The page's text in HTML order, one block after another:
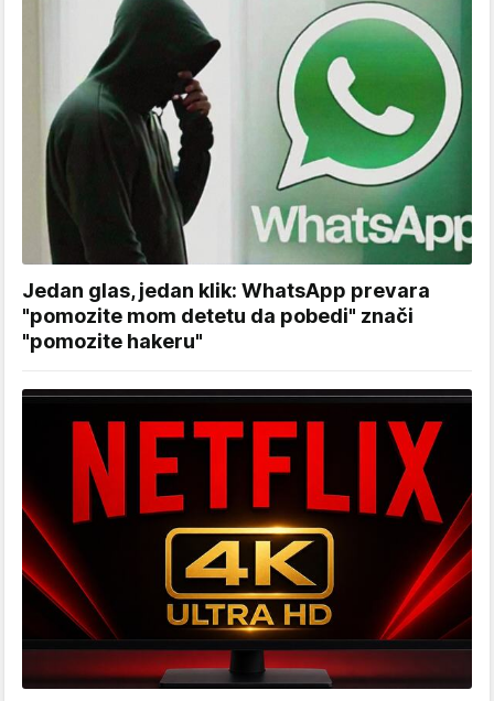
Jedan glas, jedan klik: WhatsApp prevara
"pomozite mom detetu da pobedi" znači
"pomozite hakeru"